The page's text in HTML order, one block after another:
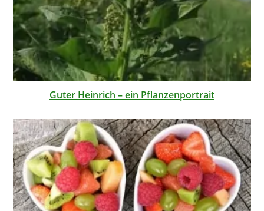
Guter Heinrich – ein Pflanzenportrait